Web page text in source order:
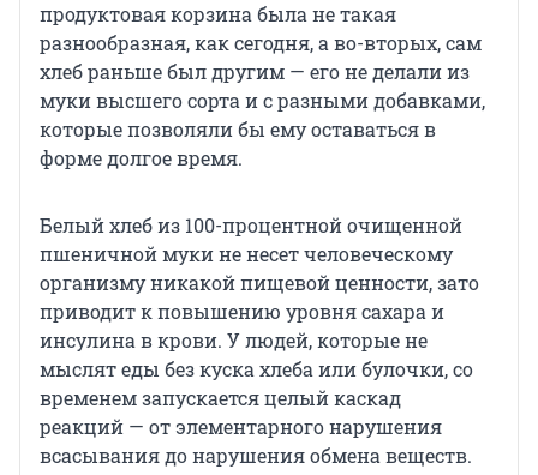
продуктовая корзина была не такая
разнообразная, как сегодня, а во-вторых, сам
хлеб раньше был другим — его не делали из
муки высшего сорта и с разными добавками,
которые позволяли бы ему оставаться в
форме долгое время.
Белый хлеб из 100-процентной очищенной
пшеничной муки не несет человеческому
организму никакой пищевой ценности, зато
приводит к повышению уровня сахара и
инсулина в крови. У людей, которые не
мыслят еды без куска хлеба или булочки, со
временем запускается целый каскад
реакций — от элементарного нарушения
всасывания до нарушения обмена веществ.